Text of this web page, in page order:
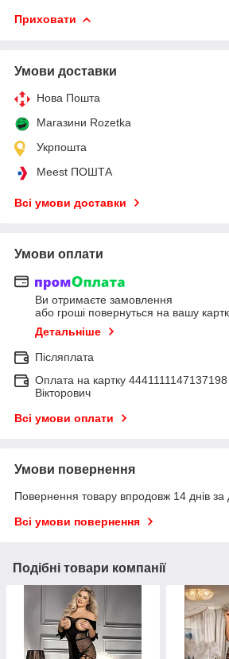
Приховати
Умови доставки
Нова Пошта
Магазини Rozetka
Укрпошта
Meest ПОШТА
Всі умови доставки
Умови оплати
Ви отримаєте замовлення
або гроші повернуться на вашу
Детальніше
Післяплата
Оплата на картку
Вікторович
Всі умови оплати
Умови повернення
Повернення товару впродовж 14 днів за
Всі умови повернення
Подібні товари компанії